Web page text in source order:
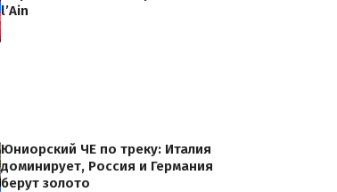
l’Ain
Юниорский ЧЕ по треку: Италия
доминирует, Россия и Германия
берут золото